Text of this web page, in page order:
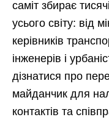
саміт збирає
усього світу: від
керівників
інженерів і
дізнатися про
майданчик для
контактів та